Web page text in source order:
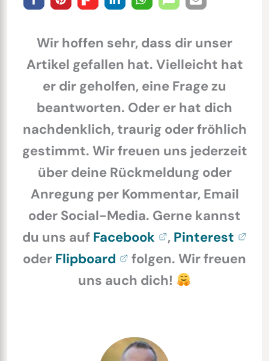
Wir hoffen sehr, dass dir unser
Artikel gefallen hat. Vielleicht hat
er dir geholfen, eine Frage zu
beantworten. Oder er hat dich
nachdenklich, traurig oder fröhlich
gestimmt. Wir freuen uns jederzeit
über deine Rückmeldung oder
Anregung per Kommentar, Email
oder Social-Media. Gerne kannst
du uns auf Facebook , Pinterest
oder Flipboard
folgen. Wir freuen
uns auch dich!